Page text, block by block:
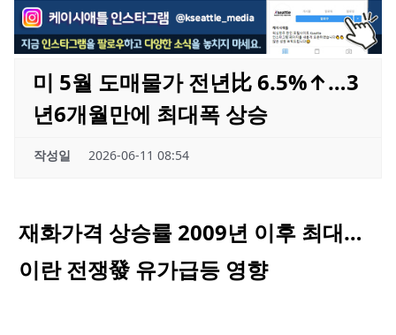
미 5월 도매물가 전년比 6.5%↑…3
년6개월만에 최대폭 상승
작성일 2026-06-11 08:54
재화가격 상승률 2009년 이후 최대…
이란 전쟁發 유가급등 영향